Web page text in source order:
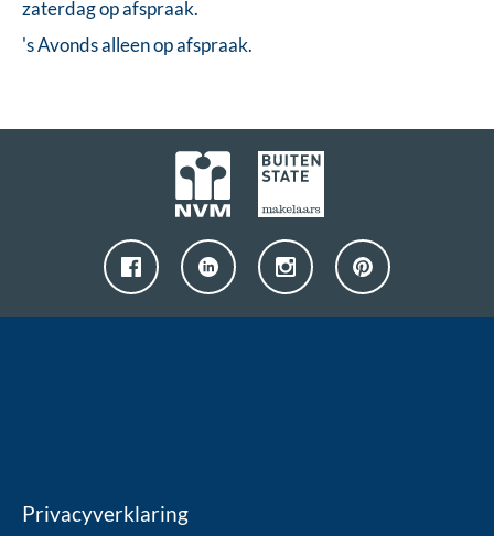
zaterdag op afspraak.
's Avonds alleen op afspraak.
Privacyverklaring